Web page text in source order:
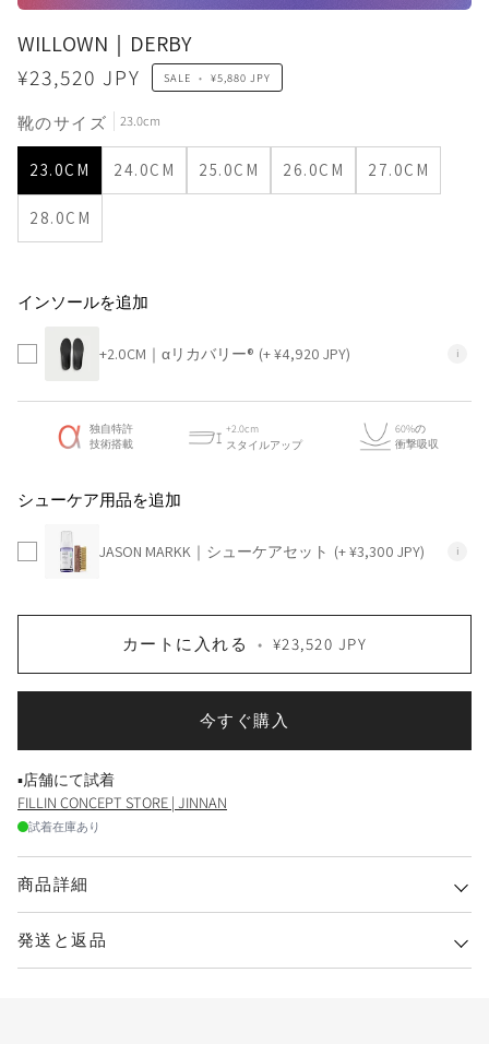
WILLOWN｜DERBY
¥23,520 JPY
SALE • ¥5,880 JPY
靴のサイズ 23.0cm
23.0CM 24.0CM 25.0CM 26.0CM 27.0CM
28.0CM
インソールを追加
+2.0CM｜αリカバリー® (+ ¥4,920 JPY) i
独自特許
技術搭載
+2.0cm
スタイルアップ
60%の
衝撃吸収
シューケア用品を追加
JASON MARKK｜シューケアセット (+ ¥3,300 JPY) i
カートに入れる • ¥23,520 JPY
今すぐ購入
▪店舗にて試着
FILLIN CONCEPT STORE | JINNAN
試着在庫あり
商品詳細
発送と返品